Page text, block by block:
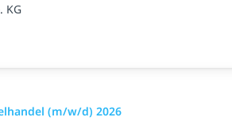
KG
(m/w/d) 2026